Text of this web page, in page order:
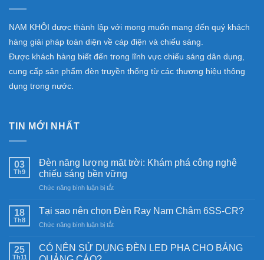
NAM KHÔI được thành lập với mong muốn mang đến quý khách
hàng giải pháp toàn diện về cáp điện và chiếu sáng.
Được khách hàng biết đến trong lĩnh vực chiếu sáng dân dụng,
cung cấp sản phẩm đèn truyền thống từ các thương hiệu thông
dụng trong nước.
TIN MỚI NHẤT
03
Th9
Đèn năng lượng mặt trời: Khám phá công nghệ
chiếu sáng bền vững
Chức năng bình luận bị tắtở
năng
mặt
Khám
18
Th8
Tại sao nên chọn Đèn Ray Nam Châm 6SS-CR?
Chức năng bình luận bị tắtở
sao
25
Th11
CÓ NÊN SỬ DỤNG ĐÈN LED PHA CHO BẢNG